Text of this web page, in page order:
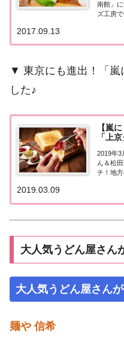
南館」
ズ工房
ド スプ
「good
2017.09.13
▼ 東京にも進出！「嵐
した♪
【嵐
「上
2019年3
ん＆松
チ！地
2019春
2019.03.09
大人気うどん屋さん
大人気うどん屋さん
麺や 信希